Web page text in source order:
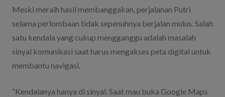
Meski meraih hasil membanggakan, perjalanan Putri
selama perlombaan tidak sepenuhnya berjalan mulus. Salah
satu kendala yang cukup mengganggu adalah masalah
sinyal komunikasi saat harus mengakses peta digital untuk
membantu navigasi.
“Kendalanya hanya di sinyal. Saat mau buka Google Maps